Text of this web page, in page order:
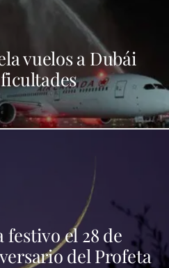
vuelos a Dubái
el 28 de
del Profeta